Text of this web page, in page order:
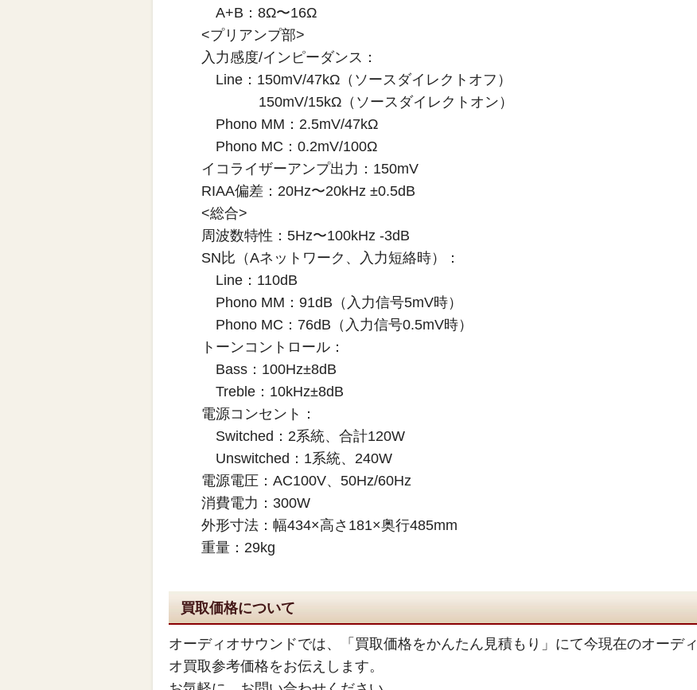
A+B：8Ω〜16Ω
<プリアンプ部>
入力感度/インピーダンス：
Line：150mV/47kΩ（ソースダイレクトオフ）
150mV/15kΩ（ソースダイレクトオン）
Phono MM：2.5mV/47kΩ
Phono MC：0.2mV/100Ω
イコライザーアンプ出力：150mV
RIAA偏差：20Hz〜20kHz ±0.5dB
<総合>
周波数特性：5Hz〜100kHz -3dB
SN比（Aネットワーク、入力短絡時）：
Line：110dB
Phono MM：91dB（入力信号5mV時）
Phono MC：76dB（入力信号0.5mV時）
トーンコントロール：
Bass：100Hz±8dB
Treble：10kHz±8dB
電源コンセント：
Switched：2系統、合計120W
Unswitched：1系統、240W
電源電圧：AC100V、50Hz/60Hz
消費電力：300W
外形寸法：幅434×高さ181×奥行485mm
重量：29kg
買取価格について
オーディオサウンドでは、「買取価格をかんたん見積もり」にて今現在のオーディ
オ買取参考価格をお伝えします。